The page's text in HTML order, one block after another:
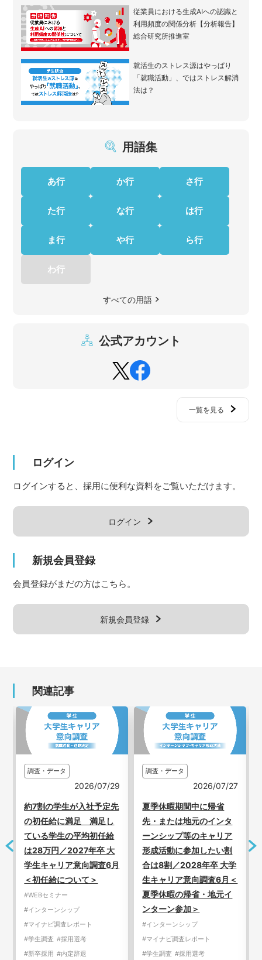
従業員における生成AIへの認識と
利用頻度の関係分析【分析報告】
総合研究所推進室
就活生のストレス源はやっぱり
「就職活動」、ではストレス解消
法は？
用語集
あ行 か行 さ行
た行 な行 は行
ま行 や行 ら行
わ行
すべての用語
公式アカウント
一覧を見る
ログイン
ログインすると、採用に便利な資料をご覧いただけます。
ログイン
新規会員登録
会員登録がまだの方はこちら。
新規会員登録
関連記事
調査・データ
2026/07/29
約7割の学生が入社予定先
の初任給に満足 満足し
ている学生の平均初任給
は28万円／2027年卒 大
学生キャリア意向調査6月
＜初任給について＞
#WEBセミナー
#インターンシップ
#マイナビ調査レポート
#学生調査 #採用選考
#新卒採用 #内定辞退
調査・データ
2026/07/27
夏季休暇期間中に帰省
先・または地元のインタ
ーンシップ等のキャリア
形成活動に参加したい割
合は8割／2028年卒 大学
生キャリア意向調査6月＜
夏季休暇の帰省・地元イ
ンターン参加＞
#インターンシップ
#マイナビ調査レポート
#学生調査 #採用選考